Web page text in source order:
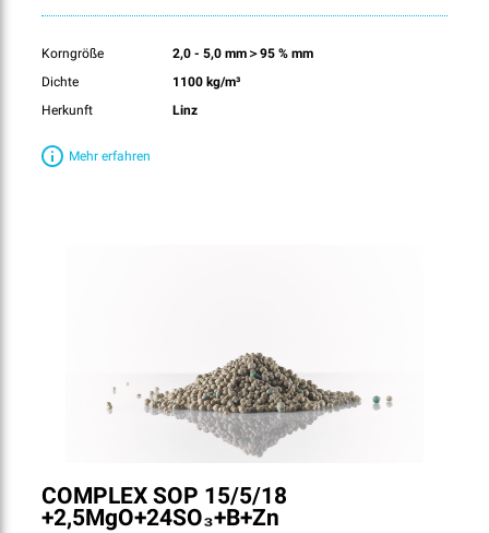
Korngröße
2,0 - 5,0 mm＞95 % mm
Dichte
1100 kg/m³
Herkunft
Linz
Mehr erfahren
COMPLEX SOP 15/5/18
+2,5MgO+24SO₃+B+Zn